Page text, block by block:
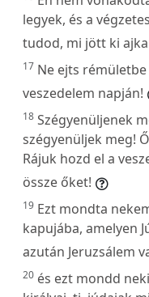
legyek, és a
tudod, mi jött ki
17 Ne ejts
veszedelem napján!
18 Szégyenüljenek
szégyenüljek meg!
Rájuk hozd el a
össze őket!
19 Ezt mondta
kapujába, amelyen
azután Jeruzsálem
20 és ezt mondd